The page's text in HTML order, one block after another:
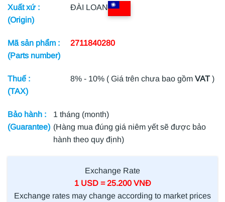
Xuất xứ :
(Origin)
ĐÀI LOAN
Mã sản phẩm :
(Parts number)
2711840280
Thuế :
(TAX)
8% - 10% ( Giá trên chưa bao gồmVAT )
Bảo hành :
(Guarantee)
1 tháng (month)
(Hàng mua đúng giá niêm yết sẽ được bảo
hành theo quy định)
Exchange Rate
1 USD = 25.200 VNĐ
Exchange rates may change according to market prices